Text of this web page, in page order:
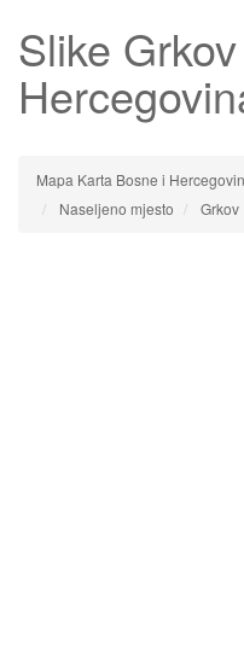
Slike
Mapa Karta Bosne i
Naseljeno mjesto
Grkov